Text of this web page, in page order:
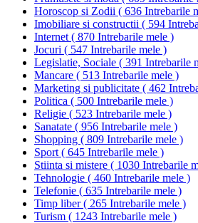
Horoscop si Zodii ( 636 Intrebarile
Imobiliare si constructii ( 594
Internet ( 870 Intrebarile mele )
Jocuri ( 547 Intrebarile mele )
Legislatie, Sociale ( 391 Intrebarile
Mancare ( 513 Intrebarile mele )
Marketing si publicitate ( 462
Politica ( 500 Intrebarile mele )
Religie ( 523 Intrebarile mele )
Sanatate ( 956 Intrebarile mele )
Shopping ( 809 Intrebarile mele )
Sport ( 645 Intrebarile mele )
Stiinta si mistere ( 1030 Intrebarile
Tehnologie ( 460 Intrebarile mele )
Telefonie ( 635 Intrebarile mele )
Timp liber( 265 Intrebarile mele )
Turism ( 1243 Intrebarile mele )